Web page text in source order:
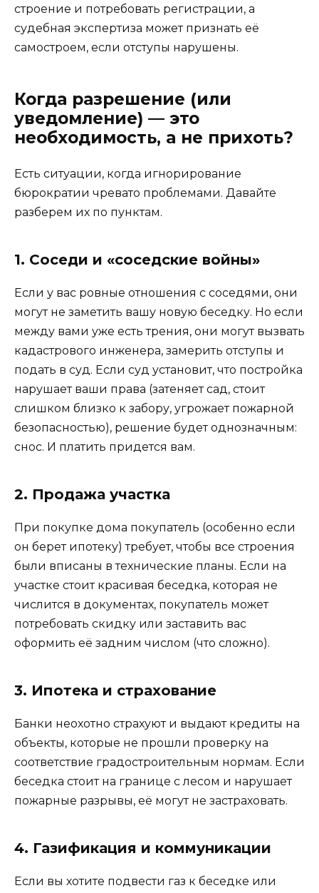
строение и потребовать регистрации, а
судебная экспертиза может признать её
самостроем, если отступы нарушены.
Когда разрешение (или
уведомление) — это
необходимость, а не прихоть?
Есть ситуации, когда игнорирование
бюрократии чревато проблемами. Давайте
разберем их по пунктам.
1. Соседи и «соседские войны»
Если у вас ровные отношения с соседями, они
могут не заметить вашу новую беседку. Но если
между вами уже есть трения, они могут вызвать
кадастрового инженера, замерить отступы и
подать в суд. Если суд установит, что постройка
нарушает ваши права (затеняет сад, стоит
слишком близко к забору, угрожает пожарной
безопасностью), решение будет однозначным:
снос. И платить придется вам.
2. Продажа участка
При покупке дома покупатель (особенно если
он берет ипотеку) требует, чтобы все строения
были вписаны в технические планы. Если на
участке стоит красивая беседка, которая не
числится в документах, покупатель может
потребовать скидку или заставить вас
оформить её задним числом (что сложно).
3. Ипотека и страхование
Банки неохотно страхуют и выдают кредиты на
объекты, которые не прошли проверку на
соответствие градостроительным нормам. Если
беседка стоит на границе с лесом и нарушает
пожарные разрывы, её могут не застраховать.
4. Газификация и коммуникации
Если вы хотите подвести газ к беседке или